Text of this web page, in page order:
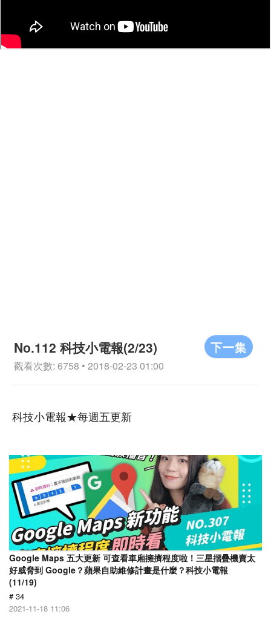
下一集
No.112 科技小電報(2/23)
觀看次數: 6758 • 2018-02-23 01:00
科技小電報★每週五更新
Google Maps 五大更新 可查看車廂擁擠程度啦！三星摺疊機賣太
好威脅到 Google？蘋果自助維修計畫是什麼？科技小電報
(11/19)
# 34
2021-11-18 11:06